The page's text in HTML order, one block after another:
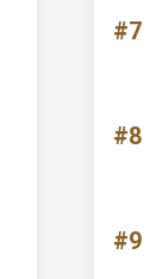
#7
#8
#9